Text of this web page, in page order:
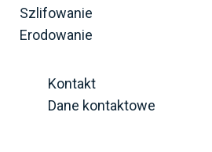
Szlifowanie
Erodowanie
Kontakt
Dane kontaktowe